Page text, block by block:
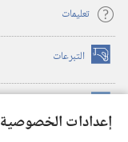
إعدادات الخصوصية
تعليمات
التبرعات (يفتح
نافذة
(يفتح
نافذة